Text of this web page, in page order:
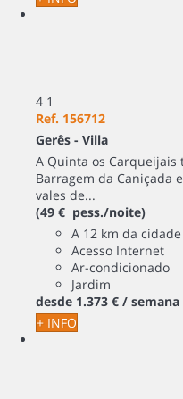
4 1
Ref. 156712
Gerês - Villa
A Quinta os
Barragem da Caniçada
vales de...
(49 € pess./noite)
A 12 km da cidade
Acesso Internet
Ar-condicionado
Jardim
desde 1.373 € / semana
+ INFO